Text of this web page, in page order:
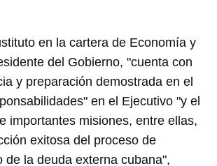
en la cartera de Economía y
del Gobierno, "cuenta con
y preparación demostrada en el
en el Ejecutivo "y el
importantes misiones, entre ellas,
exitosa del proceso de
de la deuda externa cubana",